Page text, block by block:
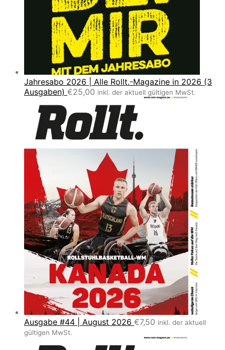
Jahresabo 2026 | Alle Rollt.-Magazine in 2026 (3
Ausgaben) €25,00 inkl. der aktuell gültigen MwSt.
Ausgabe #44 | August 2026 €7,50 inkl. der aktuell
gültigen MwSt.